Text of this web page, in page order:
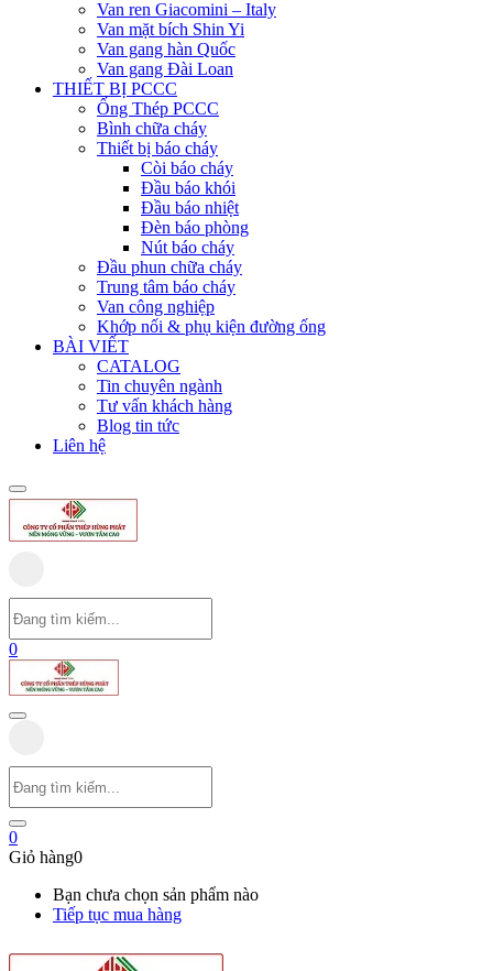
Van ren Giacomini – Italy
Van mặt bích Shin Yi
Van gang hàn Quốc
Van gang Đài Loan
THIẾT BỊ PCCC
Ống Thép PCCC
Bình chữa cháy
Thiết bị báo cháy
Còi báo cháy
Đầu báo khói
Đầu báo nhiệt
Đèn báo phòng
Nút báo cháy
Đầu phun chữa cháy
Trung tâm báo cháy
Van công nghiệp
Khớp nối & phụ kiện đường ống
BÀI VIẾT
CATALOG
Tin chuyên ngành
Tư vấn khách hàng
Blog tin tức
Liên hệ
0
0
Giỏ hàng0
Bạn chưa chọn sản phẩm nào
Tiếp tục mua hàng